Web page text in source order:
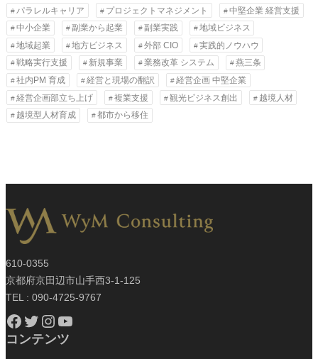
パラレルキャリア
プロジェクトマネジメント
中堅企業 経営支援
中小企業
副業から起業 副業実践
地域ビジネス
地域起業
地方ビジネス 外部 CIO
実践的ノウハウ
戦略実行支援
新規事業 業務改革 システム
燕三条
社内PM 育成
経営と現場の翻訳
経営企画 中堅企業
経営企画部立ち上げ
複業支援 観光ビジネス創出
越境人材
越境型人材育成
都市から移住
610-0355
京都府京田辺市山手西3-1-125
TEL : 090-4725-9767
Facebook Twitter Instagram YouTube
コンテンツ